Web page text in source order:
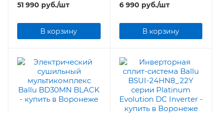
51 990 руб./шт
В корзину
6 990 руб./шт
В корзину